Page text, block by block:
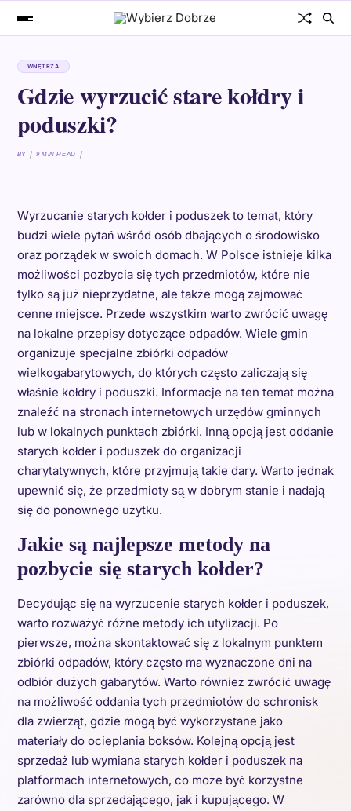
WNĘTRZA
Gdzie wyrzucić stare kołdry i
poduszki?
BY 9 MIN READ
Wyrzucanie starych kołder i poduszek to temat, który
budzi wiele pytań wśród osób dbających o środowisko
oraz porządek w swoich domach. W Polsce istnieje kilka
możliwości pozbycia się tych przedmiotów, które nie
tylko są już nieprzydatne, ale także mogą zajmować
cenne miejsce. Przede wszystkim warto zwrócić uwagę
na lokalne przepisy dotyczące odpadów. Wiele gmin
organizuje specjalne zbiórki odpadów
wielkogabarytowych, do których często zaliczają się
właśnie kołdry i poduszki. Informacje na ten temat można
znaleźć na stronach internetowych urzędów gminnych
lub w lokalnych punktach zbiórki. Inną opcją jest oddanie
starych kołder i poduszek do organizacji
charytatywnych, które przyjmują takie dary. Warto jednak
upewnić się, że przedmioty są w dobrym stanie i nadają
się do ponownego użytku.
Jakie są najlepsze metody na
pozbycie się starych kołder?
Decydując się na wyrzucenie starych kołder i poduszek,
warto rozważyć różne metody ich utylizacji. Po
pierwsze, można skontaktować się z lokalnym punktem
zbiórki odpadów, który często ma wyznaczone dni na
odbiór dużych gabarytów. Warto również zwrócić uwagę
na możliwość oddania tych przedmiotów do schronisk
dla zwierząt, gdzie mogą być wykorzystane jako
materiały do ocieplania boksów. Kolejną opcją jest
sprzedaż lub wymiana starych kołder i poduszek na
platformach internetowych, co może być korzystne
zarówno dla sprzedającego, jak i kupującego. W